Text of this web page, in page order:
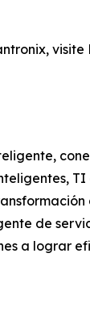
visite
TI
de
a lograr